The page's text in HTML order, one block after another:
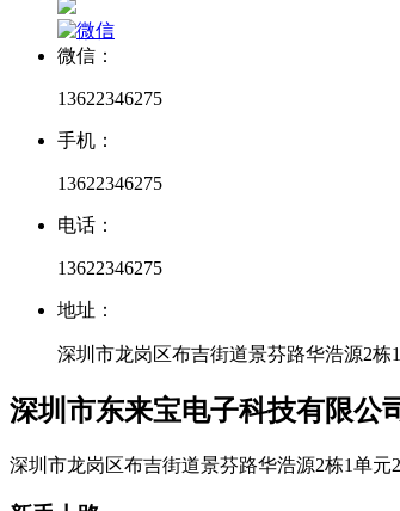
微信：
13622346275
手机：
13622346275
电话：
13622346275
地址：
深圳市龙岗区布吉街道景芬路华浩源2栋
深圳市东来宝电子科技有限公
深圳市龙岗区布吉街道景芬路华浩源2栋1单